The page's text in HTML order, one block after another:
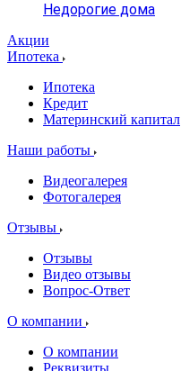
Недорогие дома
Акции
Ипотека
Ипотека
Кредит
Материнский капитал
Наши работы
Видеогалерея
Фотогалерея
Отзывы
Отзывы
Видео отзывы
Вопрос-Ответ
О компании
О компании
Реквизиты